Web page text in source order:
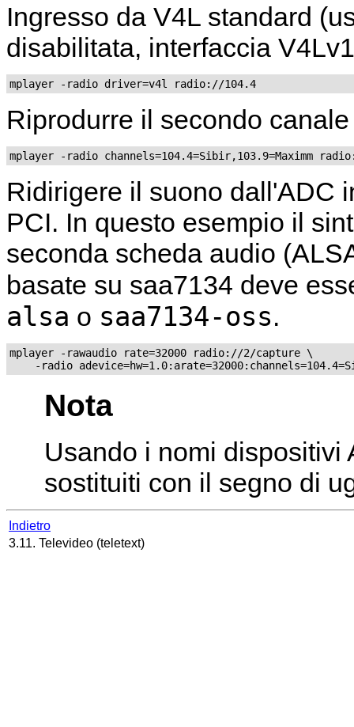
Ingresso da V4L standard
disabilitata, interfaccia
mplayer -radio driver=v4l radio://104.4
Riprodurre il secondo
mplayer -radio channels=104.4=Sibir,103.9=Maximm
Ridirigere il suono dall'ADC
PCI. In questo esempio il
seconda scheda audio
basate su saa7134 deve
alsa o saa7134-oss.
mplayer -rawaudio rate=32000 radio://2/capture \
Nota
Usando i nomi dispositivi
sostituiti con il segno di
Indietro
3.11. Televideo (teletext)